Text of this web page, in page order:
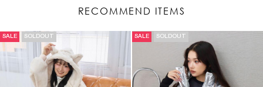
RECOMMEND ITEMS
SALE SOLDOUT SALE SOLDOUT